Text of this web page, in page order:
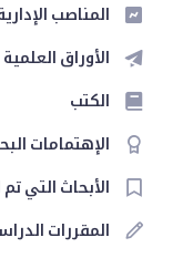
المناصب
الأوراق العلمية
الكتب
الإهتمامات
الأبحاث التي
المقررات